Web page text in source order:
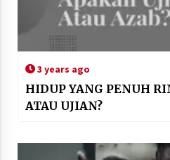
3 years ago
HIDUP YANG PENUH
ATAU UJIAN?